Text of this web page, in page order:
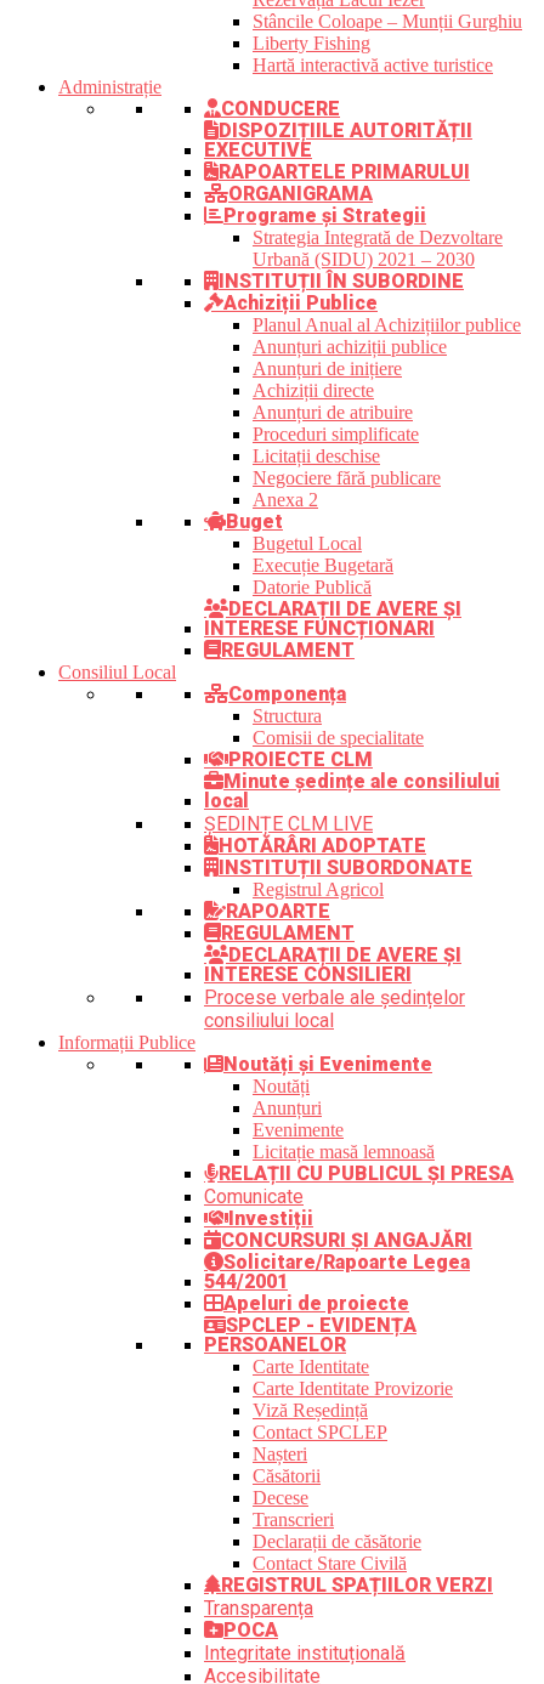
Stâncile Coloape – Munții Gurghiu
Liberty Fishing
Hartă interactivă active turistice
Administrație
CONDUCERE
DISPOZIȚIILE AUTORITĂȚII
EXECUTIVE
RAPOARTELE PRIMARULUI
ORGANIGRAMA
Programe și Strategii
Strategia Integrată de Dezvoltare
Urbană (SIDU) 2021 – 2030
INSTITUȚII ÎN SUBORDINE
Achiziții Publice
Planul Anual al Achizițiilor publice
Anunțuri achiziții publice
Anunțuri de inițiere
Achiziții directe
Anunțuri de atribuire
Proceduri simplificate
Licitații deschise
Negociere fără publicare
Anexa 2
Buget
Bugetul Local
Execuție Bugetară
Datorie Publică
DECLARAȚII DE AVERE ȘI
INTERESE FUNCȚIONARI
REGULAMENT
Consiliul Local
Componența
Structura
Comisii de specialitate
PROIECTE CLM
Minute ședințe ale consiliului
local
ȘEDINȚE CLM LIVE
HOTĂRÂRI ADOPTATE
INSTITUȚII SUBORDONATE
Registrul Agricol
RAPOARTE
REGULAMENT
DECLARAȚII DE AVERE ȘI
INTERESE CONSILIERI
Procese verbale ale ședințelor
consiliului local
Informații Publice
Noutăți și Evenimente
Noutăți
Anunțuri
Evenimente
Licitație masă lemnoasă
RELAȚII CU PUBLICUL ȘI PRESA
Comunicate
Investiții
CONCURSURI ȘI ANGAJĂRI
Solicitare/Rapoarte Legea
544/2001
Apeluri de proiecte
SPCLEP - EVIDENȚA
PERSOANELOR
Carte Identitate
Carte Identitate Provizorie
Viză Reședință
Contact SPCLEP
Nașteri
Căsătorii
Decese
Transcrieri
Declarații de căsătorie
Contact Stare Civilă
REGISTRUL SPAȚIILOR VERZI
Transparența
POCA
Integritate instituțională
Accesibilitate